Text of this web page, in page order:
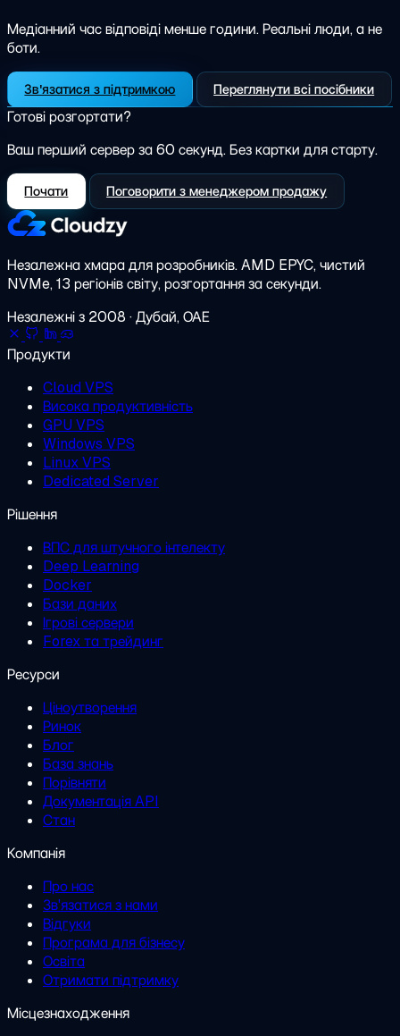
Медіанний час відповіді менше години. Реальні люди, а не
боти.
Зв'язатися з підтримкою Переглянути всі посібники
Готові розгортати?
Ваш перший сервер за 60 секунд. Без картки для старту.
Почати Поговорити з менеджером продажу
Незалежна хмара для розробників.AMD EPYC, чистий
NVMe, 13 регіонів світу, розгортання за секунди.
Незалежні з 2008 · Дубай, ОАЕ
Продукти
Cloud VPS
Висока продуктивність
GPU VPS
Windows VPS
Linux VPS
Dedicated Server
Рішення
ВПС для штучного інтелекту
Deep Learning
Docker
Бази даних
Ігрові сервери
Forex та трейдинг
Ресурси
Ціноутворення
Ринок
Блог
База знань
Порівняти
Документація API
Стан
Компанія
Про нас
Зв'язатися з нами
Відгуки
Програма для бізнесу
Освіта
Отримати підтримку
Місцезнаходження